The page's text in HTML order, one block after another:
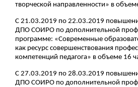
творческой направленности» в
С 21.03.2019 по 22.03.2019
ДПО СОИРО по дополнительной
программе: «Современные
как ресурс совершенствования
компетенций педагога» в объеме 16
С 27.03.2019 по 28.03.2019
ДПО СОИРО по дополнительной